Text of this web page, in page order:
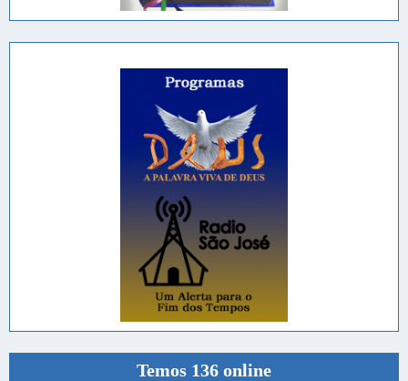
Temos 136 online